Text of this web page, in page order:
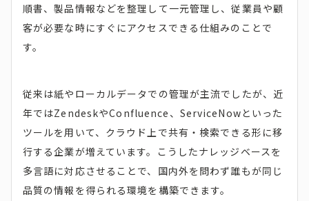
順書、製品情報などを整理して一元管理し、従業員や顧
客が必要な時にすぐにアクセスできる仕組みのことで
す。
従来は紙やローカルデータでの管理が主流でしたが、近
年ではZendeskやConfluence、ServiceNowといった
ツールを用いて、クラウド上で共有・検索できる形に移
行する企業が増えています。こうしたナレッジベースを
多言語に対応させることで、国内外を問わず誰もが同じ
品質の情報を得られる環境を構築できます。